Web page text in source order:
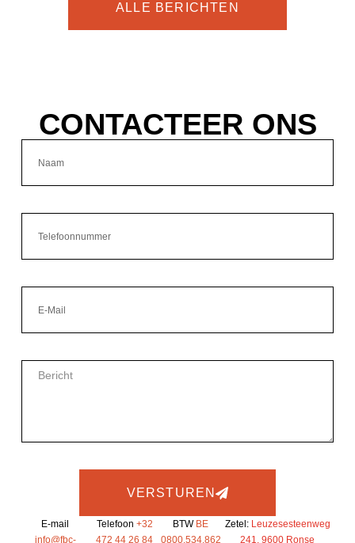
ALLE BERICHTEN
CONTACTEER ONS
VERSTUREN
E-mail
info@fbc-
Telefoon +32
472 44 26 84
BTWBE
0800.534.862
Zetel: Leuzesesteenweg
241, 9600 Ronse